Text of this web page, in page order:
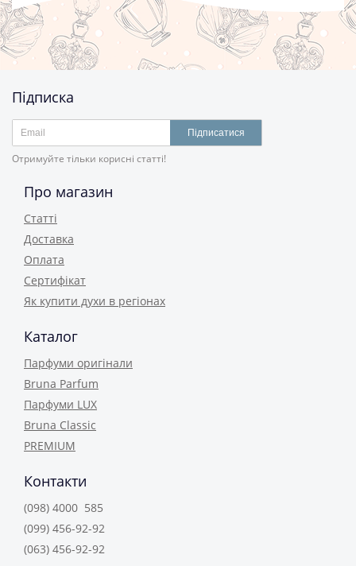
Підписка
Підписатися
Отримуйте тільки корисні статті!
Про магазин
Статті
Доставка
Оплата
Сертифікат
Як купити духи в регіонах
Каталог
Парфуми оригінали
Bruna Parfum
Парфуми LUX
Bruna Classic
PREMIUM
Контакти
(098) 4000 585
(099) 456-92-92
(063) 456-92-92